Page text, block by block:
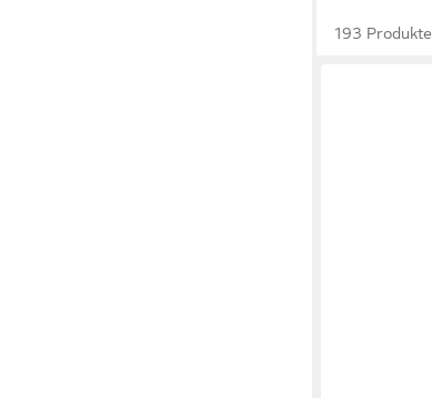
193 Produkte